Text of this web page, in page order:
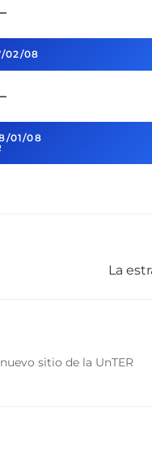
02/08
01/08
La
sitio de la UnTER